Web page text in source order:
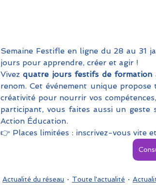
Semaine Festifle en ligne du 28 au 31
jours pour apprendre, créer et agir !
Vivez quatre jours festifs de formation
renom. Cet événement unique
créativité pour nourrir vos
participant, vous faites aussi un geste
Action Éducation.
👉 Places limitées : inscrivez-vous vite
Actualité du réseau Toute l'actualité